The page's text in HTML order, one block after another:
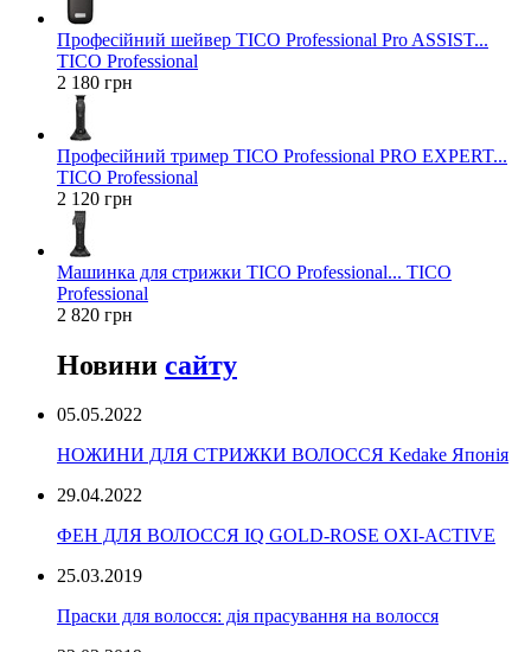
Професійний шейвер TICO Professional Pro ASSIST...
TICO Professional
2 180 грн
Професійний тример TICO Professional PRO EXPERT...
TICO Professional
2 120 грн
Машинка для стрижки TICO Professional... TICO
Professional
2 820 грн
Новини сайту
05.05.2022
НОЖИНИ ДЛЯ СТРИЖКИ ВОЛОССЯ Kedake Японія
29.04.2022
ФЕН ДЛЯ ВОЛОССЯ IQ GOLD-ROSE OXI-ACTIVE
25.03.2019
Праски для волосся: дія прасування на волосся